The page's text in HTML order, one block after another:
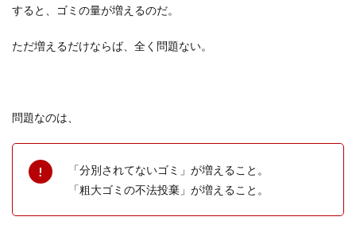
すると、ゴミの量が増えるのだ。
ただ増えるだけならば、全く問題ない。
問題なのは、
「分別されてないゴミ」が増えること。
「粗大ゴミの不法投棄」が増えること。